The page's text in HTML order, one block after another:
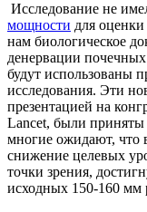
Исследование не
мощности для оценки
нам биологическое
денервации почечных
будут использованы
исследования. Эти
презентацией на
Lancet, были приняты
многие ожидают, что
снижение целевых
точки зрения,
исходных 150-160 мм